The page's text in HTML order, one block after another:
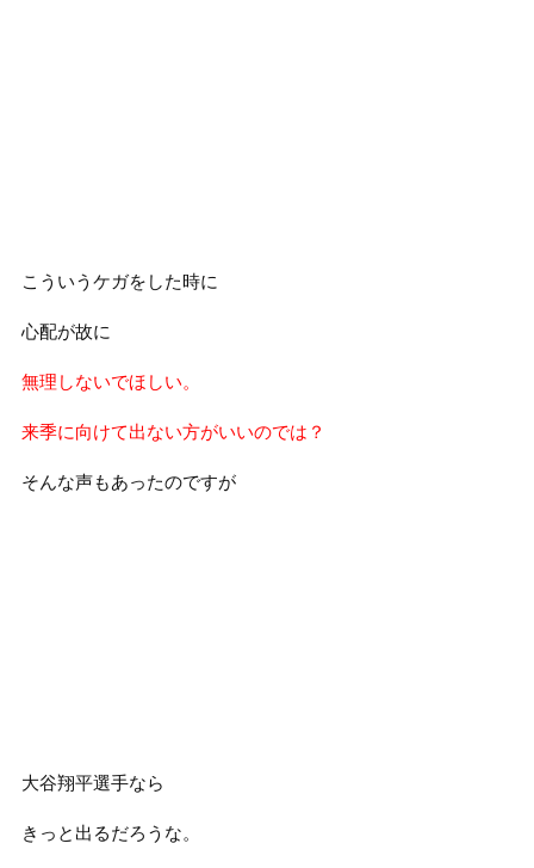
こういうケガをした時に
心配が故に
無理しないでほしい。
来季に向けて出ない方がいいのでは？
そんな声もあったのですが
大谷翔平選手なら
きっと出るだろうな。